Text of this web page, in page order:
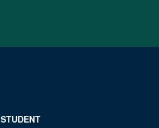
STUDENT